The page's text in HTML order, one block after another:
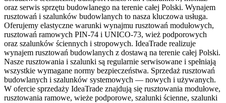
oraz serwis sprzętu budowlanego na terenie całej Polski. Wynajem
rusztowań i szalunków budowlanych to nasza kluczowa usługa.
Oferujemy elastyczne warunki wynajmu rusztowań modułowych,
rusztowań ramowych PIN-74 i UNICO-73, wież podporowych
oraz szalunków ściennych i stropowych. IdeaTrade realizuje
wynajem rusztowań budowlanych z dostawą na terenie całej Polski.
Nasze rusztowania i szalunki są regularnie serwisowane i spełniają
wszystkie wymagane normy bezpieczeństwa. Sprzedaż rusztowań
budowlanych i szalunków systemowych — nowych i używanych.
W ofercie sprzedaży IdeaTrade znajdują się rusztowania modułowe,
rusztowania ramowe, wieże podporowe, szalunki ścienne, szalunki